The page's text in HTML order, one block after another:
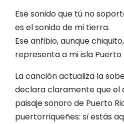
Ese sonido que tú
es el sonido de
Ese anfibio, aunque chiquito,
representa a mi isla Puerto
La canción actualiza la
declara claramente que el
paisaje sonoro de Puerto
puertorriqueñes: siestás